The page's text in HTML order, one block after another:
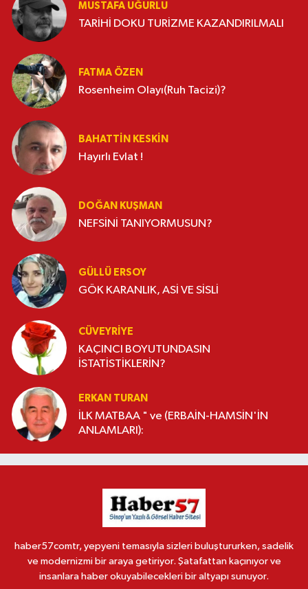
MUSTAFA UĞURLU
TARİHİ DOKU TURİZME KAZANDIRILMALI
FATMA ÖZEN
Rosenheim Olayı(Ruh Tacizi)?
BAHATTIN KESKİN
Hayırlı Evlat !
DOĞAN KUŞMAN
NEFSİNİ TANIYORMUSUN?
GÜLLÜ ERSOY
GÖK KARANLIK, ASİ VE SİSLİ
CÜVEYRIYE
KAÇINCI BOYUTUNDASIN
İSTATİSTİKLERİN?
ERKAN TURAN
İLK MATBAA " ve (ERBAİN-HAMSİN'İN
ANLAMLARI):
haber57comtr, yepyeni temasıyla sizleri buluştururken, sadelik
ve modernizmi bir araya getiriyor. Şatafattan kaçınıyor ve
insanlara haber okuyabilecekleri bir altyapı sunuyor.